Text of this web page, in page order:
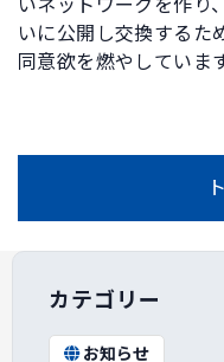
いネットワークを作り
いに公開し交換するた
同意欲を燃やしています
カテゴリー
お知らせ